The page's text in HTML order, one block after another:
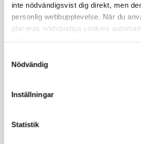
inte nödvändigsvist dig direkt, men
personlig webbupplevelse. När du
placeras nödvändiga cookies
dess funktioner. Vi respekterar din
marknadsföring och oklassificerade)
Klicka på de olika kategorirubrikerna
blockering av cookies kan påverka
webbplatsen och de tjänster vi
Nödvändig
Inställningar
Statistik